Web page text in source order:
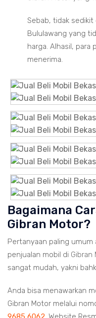
Sebab, tidak sedikit
Bululawang yang
harga. Alhasil, para
menerima.
Bagaimana
Gibran Motor?
Pertanyaan paling umum
penjualan mobil di Gibran
sangat mudah, yakni
Anda bisa menawarkan
Gibran Motor melalui